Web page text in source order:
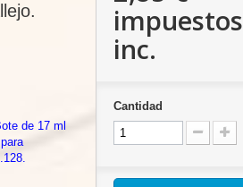
de 17 ml
impuestos
inc.
Cantidad